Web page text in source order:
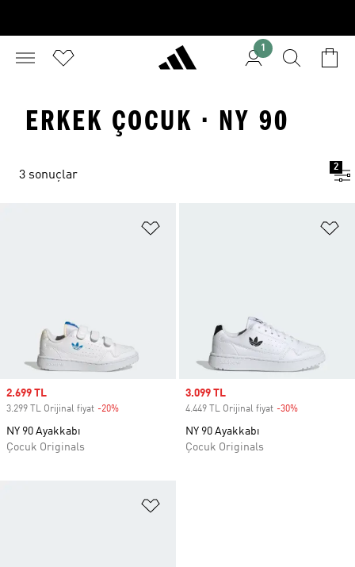
1
ERKEK ÇOCUK · NY 90
3 sonuçlar
2
Sale price
2.699 TL
3.299 TL Orijinal fiyat -20%
NY 90 Ayakkabı
Çocuk Originals
Sale price
3.099 TL
4.449 TL Orijinal fiyat -30%
NY 90 Ayakkabı
Çocuk Originals